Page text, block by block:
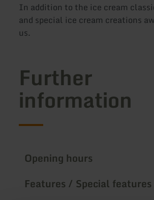
In addition to the ice cream
and special ice cream creations
us.
Further
information
Opening hours
Features / Special features